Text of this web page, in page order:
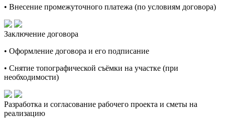
• Внесение промежуточного платежа (по условиям договора)
Заключение договора
• Оформление договора и его подписание
• Снятие топографической съёмки на участке (при
необходимости)
Разработка и согласование рабочего проекта и сметы на
реализацию